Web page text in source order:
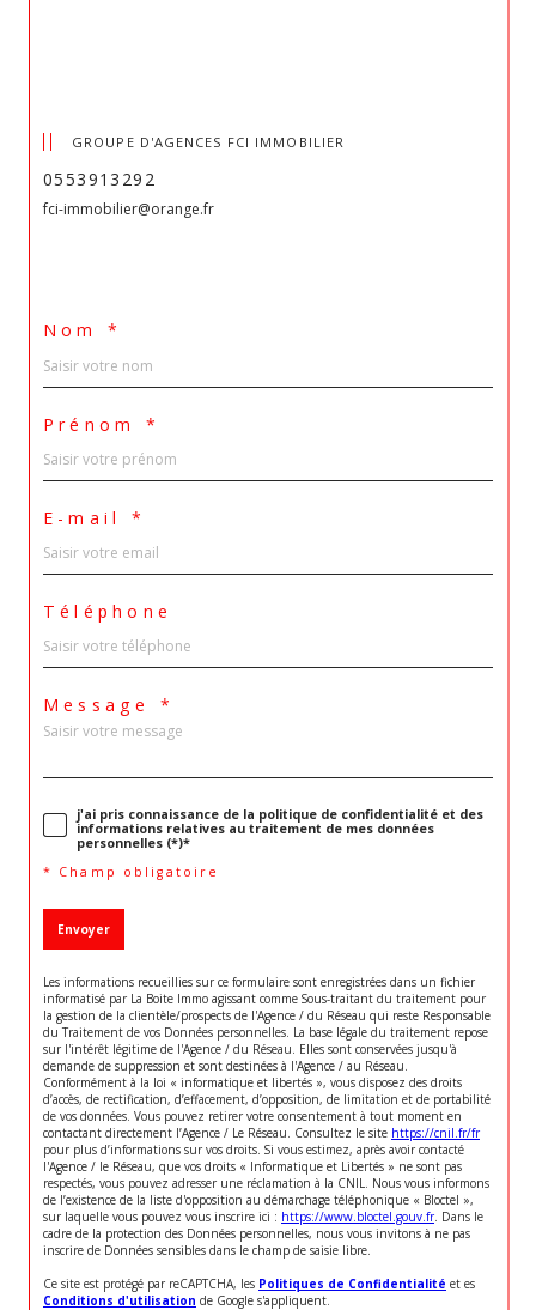
GROUPE D'AGENCES FCI IMMOBILIER
0553913292
fci-immobilier@orange.fr
Nom *
Prénom *
E-mail *
Téléphone
Message *
j'ai pris connaissance de la politique de confidentialité et des
informations relatives au traitement de mes données
personnelles (*)*
* Champ obligatoire
Envoyer
Les informations recueillies sur ce formulaire sont enregistrées dans un fichier
informatisé par La Boite Immo agissant comme Sous-traitant du traitement pour
la gestion de la clientèle/prospects de l'Agence / du Réseau qui reste Responsable
du Traitement de vos Données personnelles. La base légale du traitement repose
sur l'intérêt légitime de l'Agence / du Réseau. Elles sont conservées jusqu'à
demande de suppression et sont destinées à l'Agence / au Réseau.
Conformément à la loi « informatique et libertés », vous disposez des droits
d’accès, de rectification, d’effacement, d’opposition, de limitation et de portabilité
de vos données. Vous pouvez retirer votre consentement à tout moment en
contactant directement l’Agence / Le Réseau. Consultez le site https://cnil.fr/fr
pour plus d’informations sur vos droits. Si vous estimez, après avoir contacté
l'Agence / le Réseau, que vos droits « Informatique et Libertés » ne sont pas
respectés, vous pouvez adresser une réclamation à la CNIL. Nous vous informons
de l’existence de la liste d'opposition au démarchage téléphonique « Bloctel »,
sur laquelle vous pouvez vous inscrire ici : https://www.bloctel.gouv.fr. Dans le
cadre de la protection des Données personnelles, nous vous invitons à ne pas
inscrire de Données sensibles dans le champ de saisie libre.
Ce site est protégé par reCAPTCHA, les Politiques de Confidentialité et es
Conditions d'utilisation de Google s'appliquent.